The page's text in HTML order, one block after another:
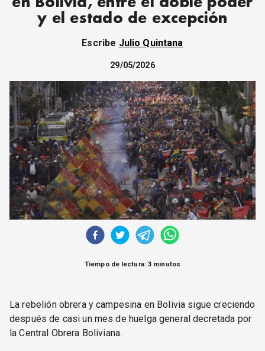
MUJER
SOCIEDAD Y CULTURA
JUVENTUD
CORREO DE LECTORES
DEBATE
ARCHIVO
DECLARACIONES
OPINIÓN
ALTAMIRA RESPONDE
Política Obrera Revista
CONTACTO
y el estado de excepción
Escribe Julio Quintana
29/05/2026
Tiempo de lectura: 3 minutos
La rebelión obrera y campesina en Bolivia sigue creciendo
después de casi un mes de huelga general decretada por
la Central Obrera Boliviana.